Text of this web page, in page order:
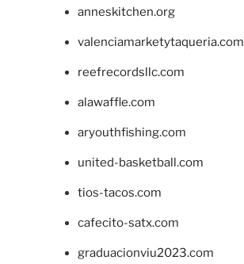
anneskitchen.org
valenciamarketytaqueria.com
reefrecordsllc.com
alawaffle.com
aryouthfishing.com
united-basketball.com
tios-tacos.com
cafecito-satx.com
graduacionviu2023.com